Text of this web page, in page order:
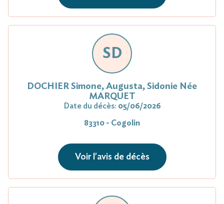
SD
DOCHIER Simone, Augusta, Sidonie Née
MARQUET
Date du décès: 05/06/2026
83310 - Cogolin
Voir l'avis de décès